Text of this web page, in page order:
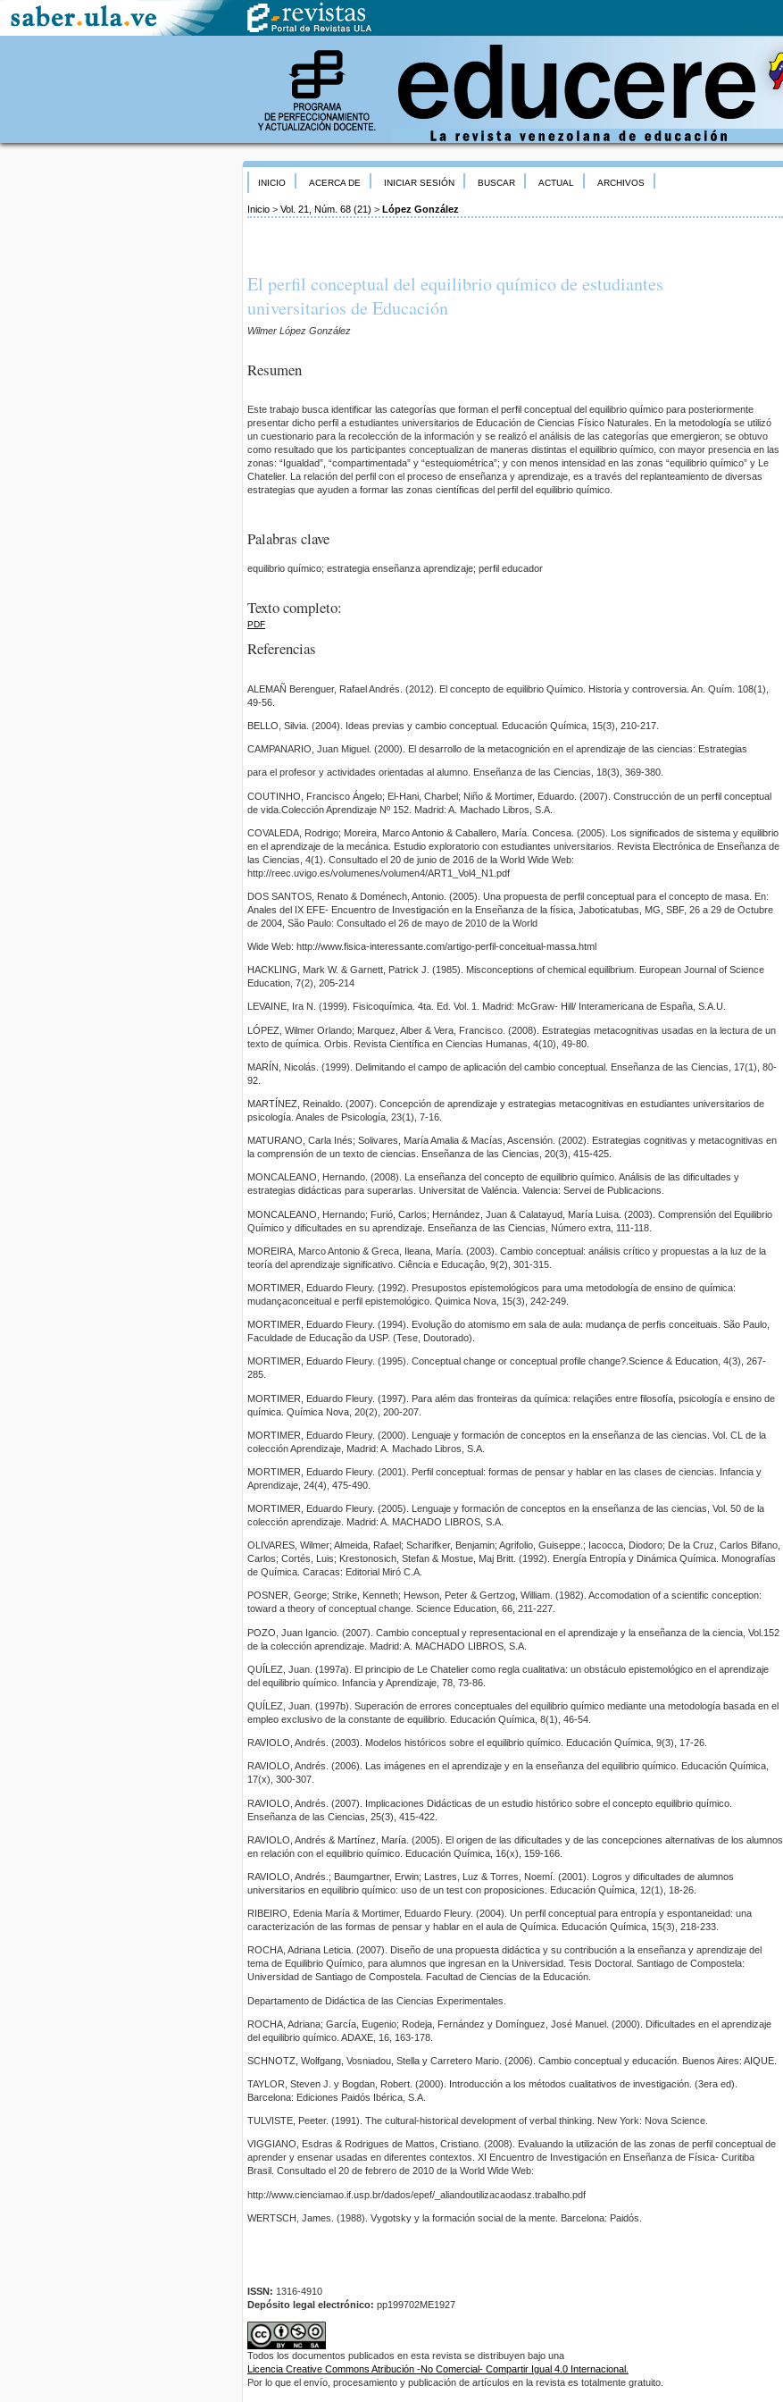
INICIO ACERCA DE INICIAR SESIÓN BUSCAR ACTUAL ARCHIVOS
Inicio > Vol. 21, Núm. 68 (21) > López González
El perfil conceptual del equilibrio químico de estudiantes
universitarios de Educación
Wilmer López González
Resumen
Este trabajo busca identificar las categorías que forman el perfil conceptual del equilibrio químico para posteriormente
presentar dicho perfil a estudiantes universitarios de Educación de Ciencias Físico Naturales. En la metodología se utilizó
un cuestionario para la recolección de la información y se realizó el análisis de las categorías que emergieron; se obtuvo
como resultado que los participantes conceptualizan de maneras distintas el equilibrio químico, con mayor presencia en las
zonas: “Igualdad”, “compartimentada” y “estequiométrica”; y con menos intensidad en las zonas “equilibrio químico” y Le
Chatelier. La relación del perfil con el proceso de enseñanza y aprendizaje, es a través del replanteamiento de diversas
estrategias que ayuden a formar las zonas científicas del perfil del equilibrio químico.
Palabras clave
equilibrio químico; estrategia enseñanza aprendizaje; perfil educador
Texto completo:
PDF
Referencias
ALEMAÑ Berenguer, Rafael Andrés. (2012). El concepto de equilibrio Químico. Historia y controversia. An. Quím. 108(1),
49-56.
BELLO, Silvia. (2004). Ideas previas y cambio conceptual. Educación Química, 15(3), 210-217.
CAMPANARIO, Juan Miguel. (2000). El desarrollo de la metacognición en el aprendizaje de las ciencias: Estrategias
para el profesor y actividades orientadas al alumno. Enseñanza de las Ciencias, 18(3), 369-380.
COUTINHO, Francisco Ángelo; El-Hani, Charbel; Niño & Mortimer, Eduardo. (2007). Construcción de un perfil conceptual
de vida.Colección Aprendizaje Nº 152. Madrid: A. Machado Libros, S.A.
COVALEDA, Rodrigo; Moreira, Marco Antonio & Caballero, María. Concesa. (2005). Los significados de sistema y equilibrio
en el aprendizaje de la mecánica. Estudio exploratorio con estudiantes universitarios. Revista Electrónica de Enseñanza de
las Ciencias, 4(1). Consultado el 20 de junio de 2016 de la World Wide Web:
http://reec.uvigo.es/volumenes/volumen4/ART1_Vol4_N1.pdf
DOS SANTOS, Renato & Doménech, Antonio. (2005). Una propuesta de perfil conceptual para el concepto de masa. En:
Anales del IX EFE- Encuentro de Investigación en la Enseñanza de la física, Jaboticatubas, MG, SBF, 26 a 29 de Octubre
de 2004, São Paulo: Consultado el 26 de mayo de 2010 de la World
Wide Web: http://www.fisica-interessante.com/artigo-perfil-conceitual-massa.html
HACKLING, Mark W. & Garnett, Patrick J. (1985). Misconceptions of chemical equilibrium. European Journal of Science
Education, 7(2), 205-214
LEVAINE, Ira N. (1999). Fisicoquímica. 4ta. Ed. Vol. 1. Madrid: McGraw- Hill/ Interamericana de España, S.A.U.
LÓPEZ, Wilmer Orlando; Marquez, Alber & Vera, Francisco. (2008). Estrategias metacognitivas usadas en la lectura de un
texto de química. Orbis. Revista Científica en Ciencias Humanas, 4(10), 49-80.
MARÍN, Nicolás. (1999). Delimitando el campo de aplicación del cambio conceptual. Enseñanza de las Ciencias, 17(1), 80-
92.
MARTÍNEZ, Reinaldo. (2007). Concepción de aprendizaje y estrategias metacognitivas en estudiantes universitarios de
psicología. Anales de Psicología, 23(1), 7-16.
MATURANO, Carla Inés; Solivares, María Amalia & Macías, Ascensión. (2002). Estrategias cognitivas y metacognitivas en
la comprensión de un texto de ciencias. Enseñanza de las Ciencias, 20(3), 415-425.
MONCALEANO, Hernando. (2008). La enseñanza del concepto de equilibrio químico. Análisis de las dificultades y
estrategias didácticas para superarlas. Universitat de Valéncia. Valencia: Servei de Publicacions.
MONCALEANO, Hernando; Furió, Carlos; Hernández, Juan & Calatayud, María Luisa. (2003). Comprensión del Equilibrio
Químico y dificultades en su aprendizaje. Enseñanza de las Ciencias, Número extra, 111-118.
MOREIRA, Marco Antonio & Greca, Ileana, María. (2003). Cambio conceptual: análisis crítico y propuestas a la luz de la
teoría del aprendizaje significativo. Ciência e Educaçâo, 9(2), 301-315.
MORTIMER, Eduardo Fleury. (1992). Presupostos epistemológicos para uma metodología de ensino de química:
mudançaconceitual e perfil epistemológico. Quimica Nova, 15(3), 242-249.
MORTIMER, Eduardo Fleury. (1994). Evolução do atomismo em sala de aula: mudança de perfis conceituais. São Paulo,
Faculdade de Educação da USP. (Tese, Doutorado).
MORTIMER, Eduardo Fleury. (1995). Conceptual change or conceptual profile change?.Science & Education, 4(3), 267-
285.
MORTIMER, Eduardo Fleury. (1997). Para além das fronteiras da química: relaçiôes entre filosofía, psicología e ensino de
química. Química Nova, 20(2), 200-207.
MORTIMER, Eduardo Fleury. (2000). Lenguaje y formación de conceptos en la enseñanza de las ciencias. Vol. CL de la
colección Aprendizaje, Madrid: A. Machado Libros, S.A.
MORTIMER, Eduardo Fleury. (2001). Perfil conceptual: formas de pensar y hablar en las clases de ciencias. Infancia y
Aprendizaje, 24(4), 475-490.
MORTIMER, Eduardo Fleury. (2005). Lenguaje y formación de conceptos en la enseñanza de las ciencias, Vol. 50 de la
colección aprendizaje. Madrid: A. MACHADO LIBROS, S.A.
OLIVARES, Wilmer; Almeida, Rafael; Scharifker, Benjamin; Agrifolio, Guiseppe.; Iacocca, Diodoro; De la Cruz, Carlos Bifano,
Carlos; Cortés, Luis; Krestonosich, Stefan & Mostue, Maj Britt. (1992). Energía Entropía y Dinámica Química. Monografías
de Química. Caracas: Editorial Miró C.A.
POSNER, George; Strike, Kenneth; Hewson, Peter & Gertzog, William. (1982). Accomodation of a scientific conception:
toward a theory of conceptual change. Science Education, 66, 211-227.
POZO, Juan Igancio. (2007). Cambio conceptual y representacional en el aprendizaje y la enseñanza de la ciencia, Vol.152
de la colección aprendizaje. Madrid: A. MACHADO LIBROS, S.A.
QUÍLEZ, Juan. (1997a). El principio de Le Chatelier como regla cualitativa: un obstáculo epistemológico en el aprendizaje
del equilibrio químico. Infancia y Aprendizaje, 78, 73-86.
QUÍLEZ, Juan. (1997b). Superación de errores conceptuales del equilibrio químico mediante una metodología basada en el
empleo exclusivo de la constante de equilibrio. Educación Química, 8(1), 46-54.
RAVIOLO, Andrés. (2003). Modelos históricos sobre el equilibrio químico. Educación Química, 9(3), 17-26.
RAVIOLO, Andrés. (2006). Las imágenes en el aprendizaje y en la enseñanza del equilibrio químico. Educación Química,
17(x), 300-307.
RAVIOLO, Andrés. (2007). Implicaciones Didácticas de un estudio histórico sobre el concepto equilibrio químico.
Enseñanza de las Ciencias, 25(3), 415-422.
RAVIOLO, Andrés & Martínez, María. (2005). El origen de las dificultades y de las concepciones alternativas de los alumnos
en relación con el equilibrio químico. Educación Química, 16(x), 159-166.
RAVIOLO, Andrés.; Baumgartner, Erwin; Lastres, Luz & Torres, Noemí. (2001). Logros y dificultades de alumnos
universitarios en equilibrio químico: uso de un test con proposiciones. Educación Química, 12(1), 18-26.
RIBEIRO, Edenia María & Mortimer, Eduardo Fleury. (2004). Un perfil conceptual para entropía y espontaneidad: una
caracterización de las formas de pensar y hablar en el aula de Química. Educación Química, 15(3), 218-233.
ROCHA, Adriana Leticia. (2007). Diseño de una propuesta didáctica y su contribución a la enseñanza y aprendizaje del
tema de Equilibrio Químico, para alumnos que ingresan en la Universidad. Tesis Doctoral. Santiago de Compostela:
Universidad de Santiago de Compostela. Facultad de Ciencias de la Educación.
Departamento de Didáctica de las Ciencias Experimentales.
ROCHA, Adriana; García, Eugenio; Rodeja, Fernández y Domínguez, José Manuel. (2000). Dificultades en el aprendizaje
del equilibrio químico. ADAXE, 16, 163-178.
SCHNOTZ, Wolfgang, Vosniadou, Stella y Carretero Mario. (2006). Cambio conceptual y educación. Buenos Aires: AIQUE.
TAYLOR, Steven J. y Bogdan, Robert. (2000). Introducción a los métodos cualitativos de investigación. (3era ed).
Barcelona: Ediciones Paidós Ibérica, S.A.
TULVISTE, Peeter. (1991). The cultural-historical development of verbal thinking. New York: Nova Science.
VIGGIANO, Esdras & Rodrigues de Mattos, Cristiano. (2008). Evaluando la utilización de las zonas de perfil conceptual de
aprender y ensenar usadas en diferentes contextos. XI Encuentro de Investigación en Enseñanza de Física- Curitiba
Brasil. Consultado el 20 de febrero de 2010 de la World Wide Web:
http://www.cienciamao.if.usp.br/dados/epef/_aliandoutilizacaodasz.trabalho.pdf
WERTSCH, James. (1988). Vygotsky y la formación social de la mente. Barcelona: Paidós.
ISSN: 1316-4910
Depósito legal electrónico: pp199702ME1927
Todos los documentos publicados en esta revista se distribuyen bajo una
Licencia Creative Commons Atribución -No Comercial- Compartir Igual 4.0 Internacional.
Por lo que el envío, procesamiento y publicación de artículos en la revista es totalmente gratuito.